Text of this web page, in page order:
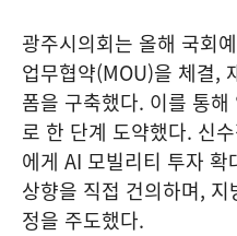
광주시의회는 올해 국회
업무협약(MOU)을 체결,
폼을 구축했다. 이를 통
로 한 단계 도약했다. 신
에게 AI 모빌리티 투자
상향을 직접 건의하며,
정을 주도했다.